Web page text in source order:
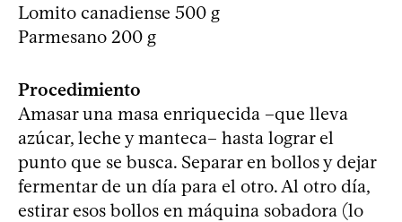
Lomito canadiense 500 g
Parmesano 200 g
Procedimiento
Amasar una masa enriquecida –que lleva
azúcar, leche y manteca– hasta lograr el
punto que se busca. Separar en bollos y dejar
fermentar de un día para el otro. Al otro día,
estirar esos bollos en máquina sobadora (lo